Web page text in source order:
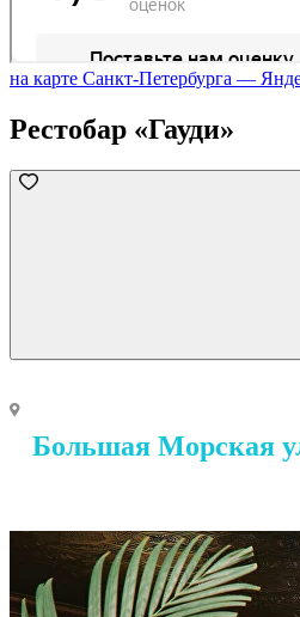
на карте Санкт‑Петербурга —
Рестобар «Гауди»
Большая Морская